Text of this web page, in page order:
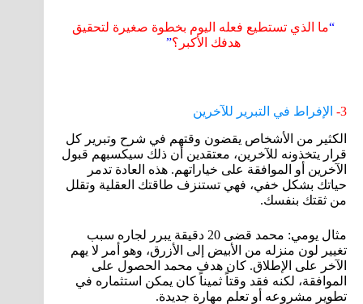
“ما الذي تستطيع فعله اليوم بخطوة صغيرة لتحقيق
هدفك الأكبر؟”
3-
الإفراط في التبرير للآخرين
الكثير من الأشخاص يقضون وقتهم في شرح وتبرير كل
قرار يتخذونه للآخرين، معتقدين أن ذلك سيكسبهم قبول
الآخرين أو الموافقة على خياراتهم. هذه العادة تدمر
حياتك بشكل خفي، فهي تستنزف طاقتك العقلية وتقلل
من ثقتك بنفسك.
مثال يومي: محمد قضى 20 دقيقة يبرر لجاره سبب
تغيير لون منزله من الأبيض إلى الأزرق، وهو أمر لا يهم
الآخر على الإطلاق. كان هدف محمد الحصول على
الموافقة، لكنه فقد وقتاً ثميناً كان يمكن استثماره في
تطوير مشروعه أو تعلم مهارة جديدة.